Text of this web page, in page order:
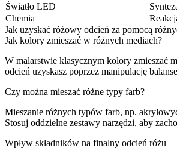
Światło LED
Chemia
Jak uzyskać różowy odcień za pomocą
Jak kolory zmieszać w różnych mediach?
W malarstwie klasycznym kolory zmieszać
odcień uzyskasz poprzez manipulację
Czy można mieszać różne typy farb?
Mieszanie różnych typów farb, np.
Stosuj oddzielne zestawy narzędzi, aby
Wpływ składników na finalny odcień różu